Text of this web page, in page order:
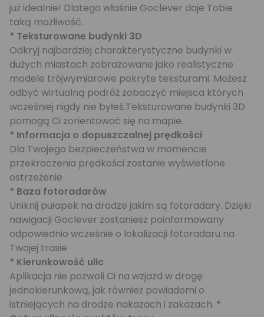
już idealnie! Dlatego właśnie Goclever daje Tobie
taką możliwość.
* Teksturowane budynki 3D
Odkryj najbardziej charakterystyczne budynki w
dużych miastach zobrazowane jako realistyczne
modele trójwymiarowe pokryte teksturami. Możesz
odbyć wirtualną podróż zobaczyć miejsca których
wcześniej nigdy nie byłeś.Teksturowane budynki 3D
pomogą Ci zorientować się na mapie.
* Informacja o dopuszczalnej prędkości
Dla Twojego bezpieczeństwa w momencie
przekroczenia prędkości zostanie wyświetlone
ostrzeżenie
* Baza fotoradarów
Uniknij pułapek na drodze jakim są fotoradary. Dzięki
nawigacji Goclever zostaniesz poinformowany
odpowiednio wcześnie o lokalizacji fotoradaru na
Twojej trasie
* Kierunkowość ulic
Aplikacja nie pozwoli Ci na wzjazd w drogę
jednokierunkową, jak również powiadomi o
istniejących na drodze nakazach i zakazach. *